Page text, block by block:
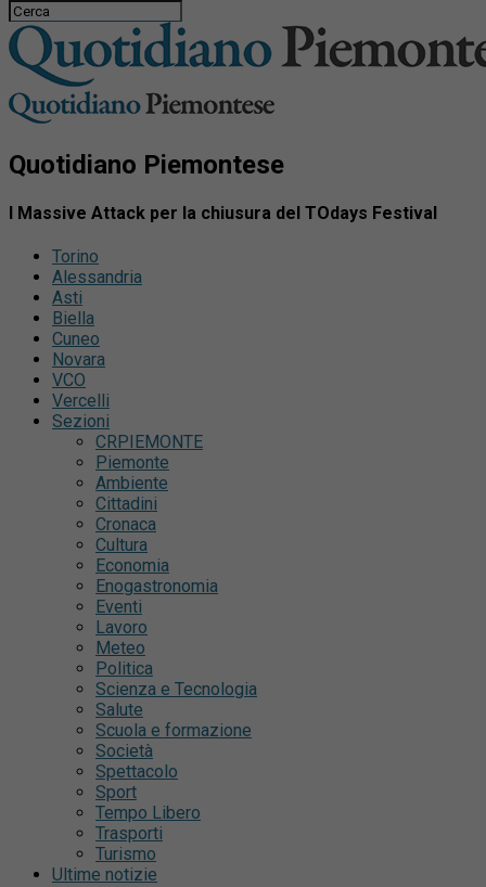
Quotidiano Piemontese
I Massive Attack per la chiusura del TOdays Festival
Torino
Alessandria
Asti
Biella
Cuneo
Novara
VCO
Vercelli
Sezioni
CRPIEMONTE
Piemonte
Ambiente
Cittadini
Cronaca
Cultura
Economia
Enogastronomia
Eventi
Lavoro
Meteo
Politica
Scienza e Tecnologia
Salute
Scuola e formazione
Società
Spettacolo
Sport
Tempo Libero
Trasporti
Turismo
Ultime notizie